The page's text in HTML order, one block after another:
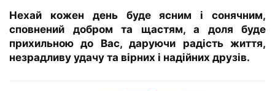
Нехай кожен день буде ясним і сонячним,
сповнений добром та щастям, а доля буде
прихильною до Вас, даруючи радість життя,
незрадливу удачу та вірних і надійних друзів.